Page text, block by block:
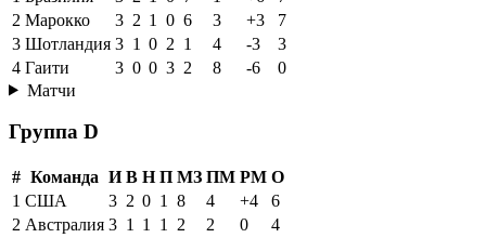
2 Марокко 3 2 1 0 6 3 +3
7
3 Шотландия 3 1 0 2 1 4 -3
3
4 Гаити 3 0 0 3 2 8 -6
0
Матчи
Группа D
# Команда И В Н П МЗ ПМ РМ О
1 США 3 2 0 1 8 4 +4
6
2 Австралия 3 1 1 1 2 2 0
4